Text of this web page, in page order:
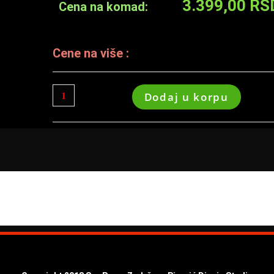
Cena na komad: 3.399,00
Cene na više :
Dodaj u korpu